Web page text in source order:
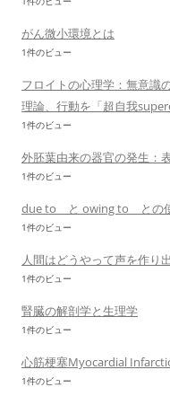
がん微小環境とは
1件のビュー
フロイトの心理学：無意識
理論、行動を「超自我
1件のビュー
外胚葉由来の器官の発生：
1件のビュー
due to と owing to との
1件のビュー
人間はどうやって声を作り
1件のビュー
腎臓の解剖学と生理学
1件のビュー
心筋梗塞Myocardial
1件のビュー